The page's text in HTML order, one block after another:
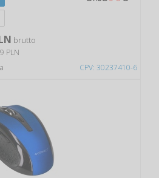
CPV: 30237410-6
brutto
PLN